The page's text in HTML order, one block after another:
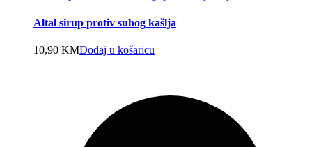
Altal sirup protiv suhog kašlja
10,90 KMDodaj u košaricu